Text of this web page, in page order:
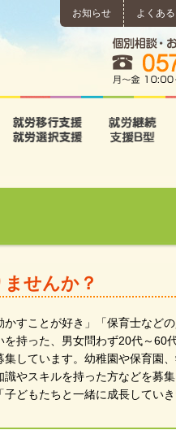
お知らせ よくあ
相談支援 就労移行支援･就
せんか？
すことが好き」「保育士など
持った、男女問わず20代～60
しています。幼稚園や保育園
やスキルを持った方などを募
どもたちと一緒に成長してい